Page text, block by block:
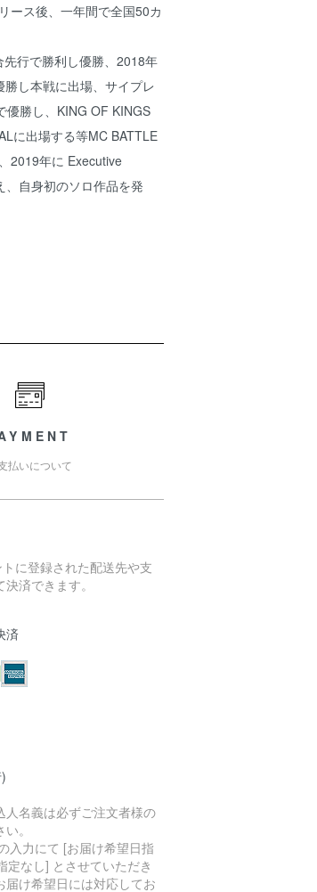
ース後、一年間で全国50カ
行で勝利し優勝、2018年
し本戦に出場、サイプレ
優勝し、KING OF KINGS
に出場する等MC BATTLE
2019年に Executive
自身初のソロ作品を発
払いについて
に登録された配送先や支
済できます。
済
人名義は必ずご注文者様の
。
入力にて [お届け希望日指
定なし] とさせていただき
届け希望日には対応してお